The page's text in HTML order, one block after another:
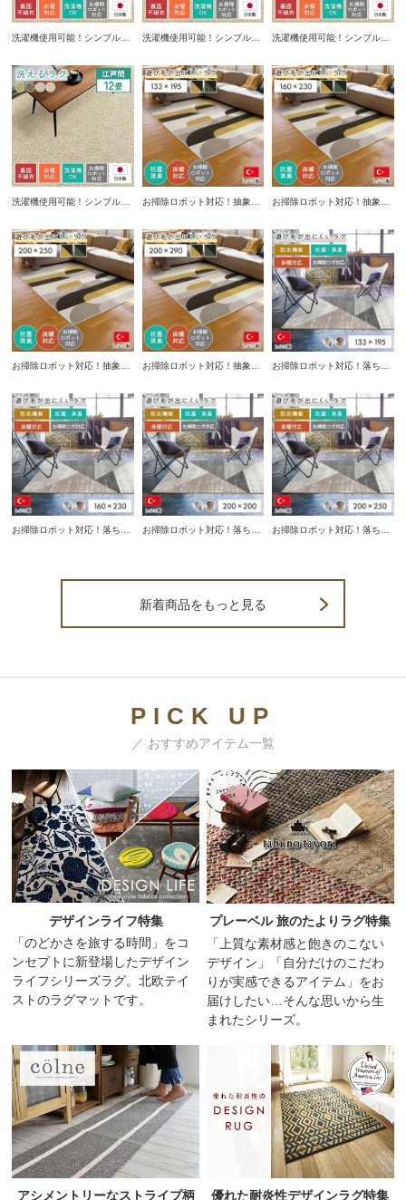
洗濯機使用可能！シンプルな
能でオールシーズン活躍する
ラグです。
洗濯機使用可能！シンプルな
能でオールシーズン活躍する
ラグです。
洗濯機使用可能！シンプルな
能でオールシーズン活躍する
ラグです。
洗濯機使用可能！シンプルな
能でオールシーズン活躍する
ラグです。
お掃除ロボット対応！抽象絵
床暖房対応で冬でも快適に使
用可能でオールシーズン活躍
するラグです。
お掃除ロボット対応！抽象絵
床暖房対応で冬でも快適に使
用可能でオールシーズン活躍
するラグです。
お掃除ロボット対応！抽象絵
床暖房対応で冬でも快適に使
用可能でオールシーズン活躍
するラグです。
お掃除ロボット対応！抽象絵
床暖房対応で冬でも快適に使
用可能でオールシーズン活躍
するラグです。
お掃除ロボット対応！落ち着
のモダンラグ。床暖房対応で
冬でも快適に使用可能でオー
ルシーズン活躍するラグで
す。
お掃除ロボット対応！落ち着
冬でも快適に使用可能でオー
お掃除ロボット対応！落ち着
冬でも快適に使用可能でオー
す。
お掃除ロボット対応！落ち着
冬でも快適に使用可能でオー
新着商品をもっと見る
PICK UP
／ おすすめアイテム一覧
デザインライフ特集
「のどかさを旅する時間」をコ
ンセプトに新登場したデザイン
ライフシリーズラグ。北欧テイ
ストのラグマットです。
プレーベル 旅のたよりラグ特集
「上質な素材感と飽きのこない
デザイン」「自分だけのこだわ
りが実感できるアイテム」をお
届けしたい…そんな思いから生
まれたシリーズ。
アシメントリーなストライプ柄
優れた耐炎性デザインラグ特集